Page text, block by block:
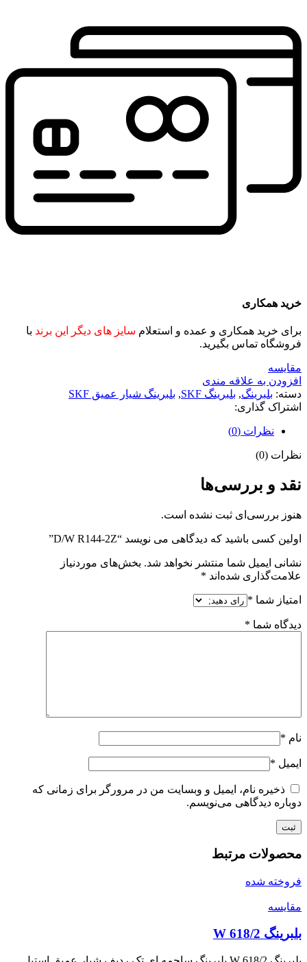
خرید همکاری
برای خرید همکاری و عمده و استعلام سایز های دیگر این برند با
فروشگاه تماس بگیرید.
مقايسه
افزودن به علاقه مندی
دسته: بلبرینگ, بلبرینگ SKF , بلبرینگ شیار عمیق SKF
اشتراک گذاری:
نظرات (0)
نظرات (0)
نقد و بررسی‌ها
هنوز بررسی‌ای ثبت نشده است.
اولین کسی باشید که دیدگاهی می نویسد “D/W R144-2Z”
نشانی ایمیل شما منتشر نخواهد شد. بخش‌های موردنیاز
علامت‌گذاری شده‌اند *
امتیاز شما *
دیدگاه شما *
نام *
ایمیل *
ذخیره نام، ایمیل و وبسایت من در مرورگر برای زمانی که
دوباره دیدگاهی می‌نویسم.
محصولات مرتبط
فروخته شده
مقايسه
بلبرینگ W 618/2